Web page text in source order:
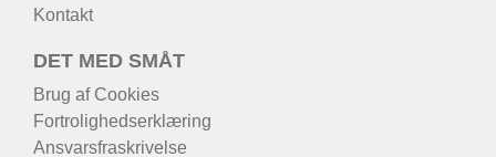
Kontakt
DET MED SMÅT
Brug af Cookies
Fortrolighedserklæring
Ansvarsfraskrivelse